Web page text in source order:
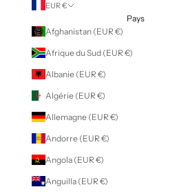
EUR €
Pays
Afghanistan (EUR €)
Afrique du Sud (EUR €)
Albanie (EUR €)
Algérie (EUR €)
Allemagne (EUR €)
Andorre (EUR €)
Angola (EUR €)
Anguilla (EUR €)